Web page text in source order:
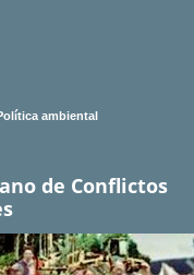
ambiental
de Conflictos